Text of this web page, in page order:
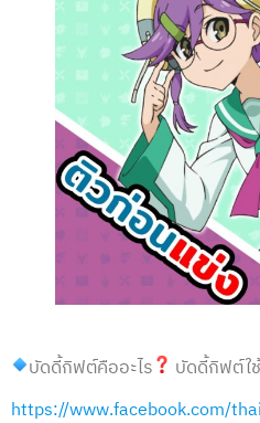
บัดดี้กิฟต์คืออะไร
บัดดี้กิฟต์ใ
https://www.facebook.com/